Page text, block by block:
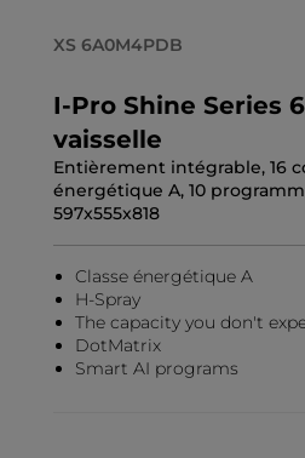
XS 6A0M4PDB
I-Pro Shine Series
vaisselle
Entièrement intégrable, 16
énergétique A, 10
597x555x818
Classe énergétique A
H-Spray
The capacity you don't
DotMatrix
Smart AI programs